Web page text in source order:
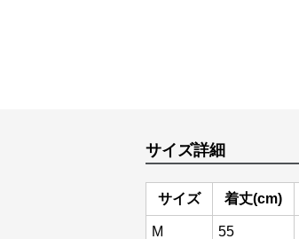
サイズ詳細
サイズ 着丈(cm)
M 55